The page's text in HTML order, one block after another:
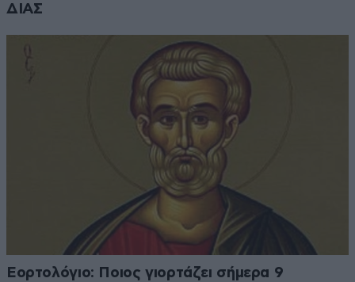
ΔΙΑΣ
Εορτολόγιο: Ποιος γιορτάζει σήμερα 9